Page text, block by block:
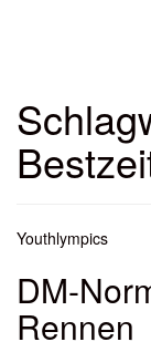
Youthlympics
DM-
Rennen